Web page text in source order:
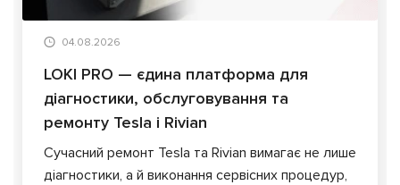
04.08.2026
LOKI PRO — єдина платформа для
діагностики, обслуговування та
ремонту Tesla і Rivian
Сучасний ремонт Tesla та Rivian вимагає не лише
діагностики, а й виконання сервісних процедур,